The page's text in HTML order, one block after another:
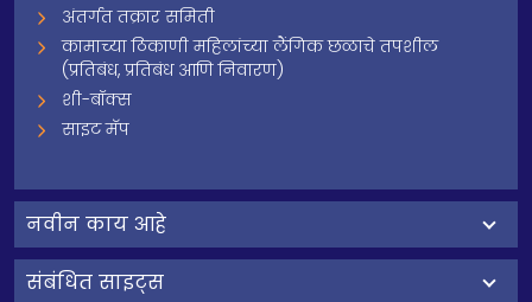
अंतर्गत तक्रार समिती
कामाच्या ठिकाणी महिलांच्या लैंगिक छळाचे तपशील
(प्रतिबंध, प्रतिबंध आणि निवारण)
शी-बॉक्स
साइट मॅप
नवीन काय आहे
संबंधित साइट्स